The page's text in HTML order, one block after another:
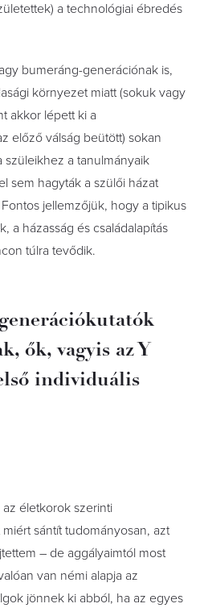
a technológiai ébredés
bumeráng-generációnak is,
környezet miatt (sokuk vagy
akkor lépett ki a
előző válság beütött) sokan
a tanulmányaik
sem hagyták a szülői házat
jellemzőjük, hogy a tipikus
a házasság és családalapítás
túlra tevődik.
ők, vagyis az Y
individuális
életkorok szerinti
sántít tudományosan, azt
– de aggályaimtól most
van némi alapja az
jönnek ki abból, ha az egyes